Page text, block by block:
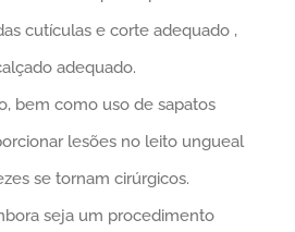
cutículas e corte adequado ,
adequado.
bem como uso de sapatos
lesões no leito ungueal
se tornam cirúrgicos.
seja um procedimento